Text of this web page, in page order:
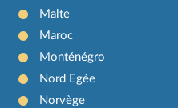
Malte
Maroc
Monténégro
Nord Egée
Norvège